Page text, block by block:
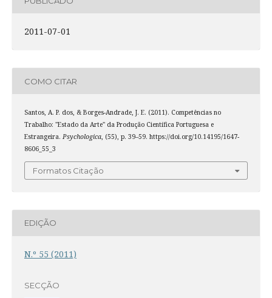
2011-07-01
COMO CITAR
Santos, A. P. dos, & Borges-Andrade, J. E. (2011). Competências no
Trabalho: "Estado da Arte" da Produção Científica Portuguesa e
Estrangeira. Psychologica, (55), p. 39–59. https://doi.org/10.14195/1647-
8606_55_3
Formatos Citação
EDIÇÃO
N.º 55 (2011)
SECÇÃO